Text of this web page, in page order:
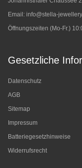
Email: info@stella-
Öffnungszeiten (Mo-Fr.)
Gesetzliche
Datenschutz
AGB
Sitemap
Impressum
Batteriegesetzhinweise
Widerrufsrecht